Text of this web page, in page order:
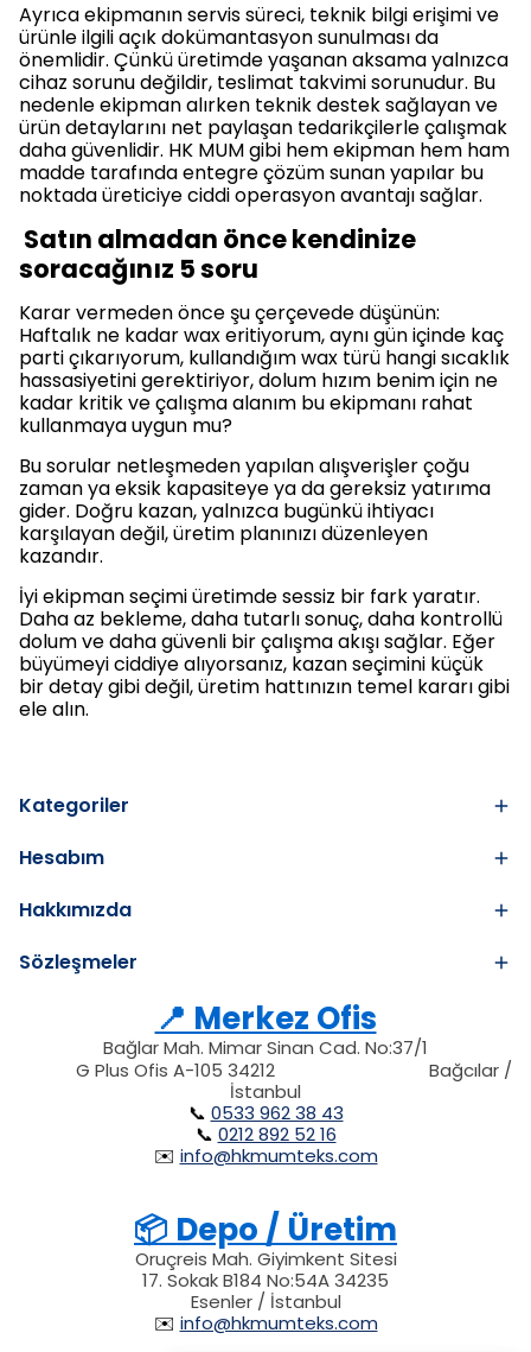
Ayrıca ekipmanın servis süreci, teknik bilgi erişimi ve
ürünle ilgili açık dokümantasyon sunulması da
önemlidir. Çünkü üretimde yaşanan aksama yalnızca
cihaz sorunu değildir, teslimat takvimi sorunudur. Bu
nedenle ekipman alırken teknik destek sağlayan ve
ürün detaylarını net paylaşan tedarikçilerle çalışmak
daha güvenlidir. HK MUM gibi hem ekipman hem ham
madde tarafında entegre çözüm sunan yapılar bu
noktada üreticiye ciddi operasyon avantajı sağlar.
Satın almadan önce kendinize
soracağınız 5 soru
Karar vermeden önce şu çerçevede düşünün:
Haftalık ne kadar wax eritiyorum, aynı gün içinde kaç
parti çıkarıyorum, kullandığım wax türü hangi sıcaklık
hassasiyetini gerektiriyor, dolum hızım benim için ne
kadar kritik ve çalışma alanım bu ekipmanı rahat
kullanmaya uygun mu?
Bu sorular netleşmeden yapılan alışverişler çoğu
zaman ya eksik kapasiteye ya da gereksiz yatırıma
gider. Doğru kazan, yalnızca bugünkü ihtiyacı
karşılayan değil, üretim planınızı düzenleyen
kazandır.
İyi ekipman seçimi üretimde sessiz bir fark yaratır.
Daha az bekleme, daha tutarlı sonuç, daha kontrollü
dolum ve daha güvenli bir çalışma akışı sağlar. Eğer
büyümeyi ciddiye alıyorsanız, kazan seçimini küçük
bir detay gibi değil, üretim hattınızın temel kararı gibi
ele alın.
Kategoriler
Hesabım
Hakkımızda
Sözleşmeler
📍 Merkez Ofis
Bağlar Mah. Mimar Sinan Cad. No:37/1
G Plus Ofis A-105 34212
Bağcılar /
İstanbul
📞 0533 962 38 43
📞 0212 892 52 16
✉️ info@hkmumteks.com
📦 Depo / Üretim
Oruçreis Mah. Giyimkent Sitesi
17. Sokak B184 No:54A 34235
Esenler / İstanbul
✉️ info@hkmumteks.com